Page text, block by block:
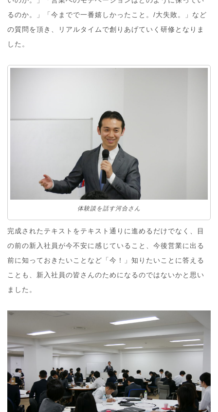
るのか。」「今までで一番嬉しかったこと。/大失敗。」など
の質問を頂き、リアルタイムで創りあげていく研修となりま
した。
体験談を話す河合さん
完成されたテキストをテキスト通りに進めるだけでなく、目
の前の新入社員が今不安に感じていること、今後営業に出る
前に知っておきたいことなど「今！」知りたいことに答える
ことも、新入社員の皆さんのためになるのではないかと思い
ました。